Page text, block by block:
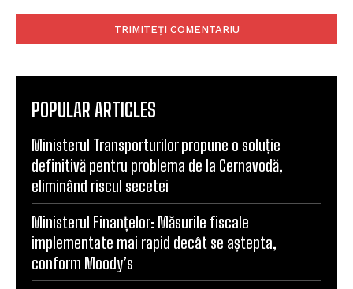
POPULAR ARTICLES
Ministerul Transporturilor propune o soluție
definitivă pentru problema de la Cernavodă,
eliminând riscul secetei
Ministerul Finanțelor: Măsurile fiscale
implementate mai rapid decât se aștepta,
conform Moody’s